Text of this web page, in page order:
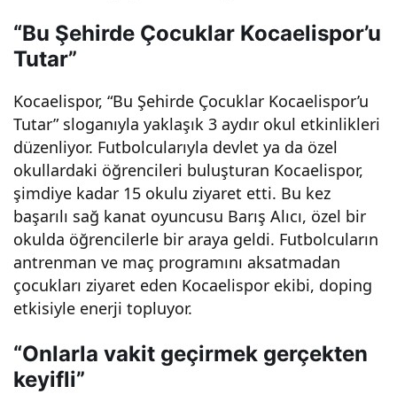
“Bu Şehirde Çocuklar Kocaelispor’u
Tutar”
Kocaelispor, “Bu Şehirde Çocuklar Kocaelispor’u
Tutar” sloganıyla yaklaşık 3 aydır okul etkinlikleri
düzenliyor. Futbolcularıyla devlet ya da özel
okullardaki öğrencileri buluşturan Kocaelispor,
şimdiye kadar 15 okulu ziyaret etti. Bu kez
başarılı sağ kanat oyuncusu Barış Alıcı, özel bir
okulda öğrencilerle bir araya geldi. Futbolcuların
antrenman ve maç programını aksatmadan
çocukları ziyaret eden Kocaelispor ekibi, doping
etkisiyle enerji topluyor.
“Onlarla vakit geçirmek gerçekten
keyifli”
dev
am
ediy
or